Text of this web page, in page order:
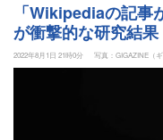
「Wikipediaの記事
が衝撃的な研究結果
2022年8月1日 21時0分 写真：GIGAZINE（ギ